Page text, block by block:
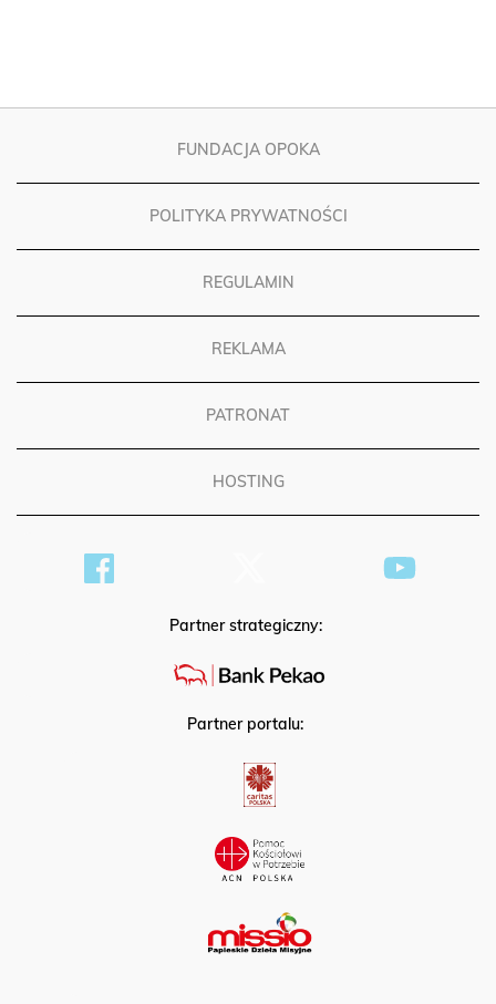
FUNDACJA OPOKA
POLITYKA PRYWATNOŚCI
REGULAMIN
REKLAMA
PATRONAT
HOSTING
Partner strategiczny:
Partner portalu: